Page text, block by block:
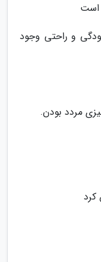
است
و راحتی وجود
مردد بودن.